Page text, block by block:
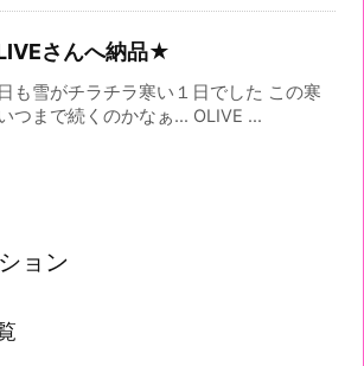
さんへ納品★
も雪がチラチラ寒い１日でした この寒
つまで続くのかなぁ... OLIVE ...
ョン